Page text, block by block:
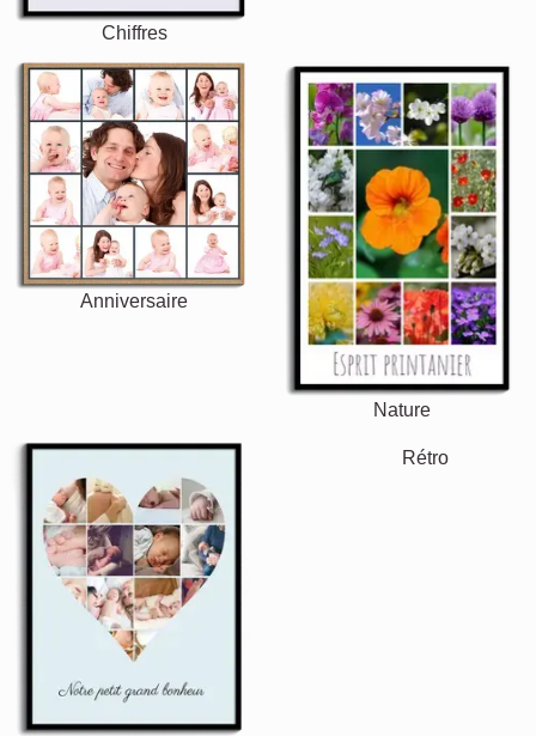
Chiffres
Anniversaire
Nature